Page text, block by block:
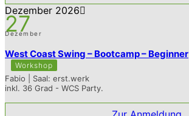
Dezember 2026
27
Dezember
West Coast Swing – Bootcamp – Beginner
Workshop
Fabio | Saal: erst.werk
inkl. 36 Grad - WCS Party.